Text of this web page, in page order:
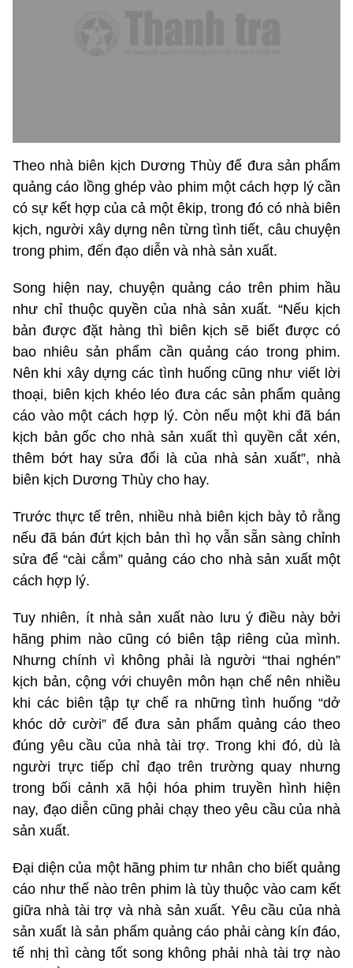
Theo nhà biên kịch Dương Thùy để đưa sản phẩm
quảng cáo lồng ghép vào phim một cách hợp lý cần
có sự kết hợp của cả một êkip, trong đó có nhà biên
kịch, người xây dựng nên từng tình tiết, câu chuyện
trong phim, đến đạo diễn và nhà sản xuất.
Song hiện nay, chuyện quảng cáo trên phim hầu
như chỉ thuộc quyền của nhà sản xuất. “Nếu kịch
bản được đặt hàng thì biên kịch sẽ biết được có
bao nhiêu sản phẩm cần quảng cáo trong phim.
Nên khi xây dựng các tình huống cũng như viết lời
thoại, biên kịch khéo léo đưa các sản phẩm quảng
cáo vào một cách hợp lý. Còn nếu một khi đã bán
kịch bản gốc cho nhà sản xuất thì quyền cắt xén,
thêm bớt hay sửa đổi là của nhà sản xuất”, nhà
biên kịch Dương Thùy cho hay.
Trước thực tế trên, nhiều nhà biên kịch bày tỏ rằng
nếu đã bán đứt kịch bản thì họ vẫn sẵn sàng chỉnh
sửa để “cài cắm” quảng cáo cho nhà sản xuất một
cách hợp lý.
Tuy nhiên, ít nhà sản xuất nào lưu ý điều này bởi
hãng phim nào cũng có biên tập riêng của mình.
Nhưng chính vì không phải là người “thai nghén”
kịch bản, cộng với chuyên môn hạn chế nên nhiều
khi các biên tập tự chế ra những tình huống “dở
khóc dở cười” để đưa sản phẩm quảng cáo theo
đúng yêu cầu của nhà tài trợ. Trong khi đó, dù là
người trực tiếp chỉ đạo trên trường quay nhưng
trong bối cảnh xã hội hóa phim truyền hình hiện
nay, đạo diễn cũng phải chạy theo yêu cầu của nhà
sản xuất.
Đại diện của một hãng phim tư nhân cho biết quảng
cáo như thế nào trên phim là tùy thuộc vào cam kết
giữa nhà tài trợ và nhà sản xuất. Yêu cầu của nhà
sản xuất là sản phẩm quảng cáo phải càng kín đáo,
tế nhị thì càng tốt song không phải nhà tài trợ nào